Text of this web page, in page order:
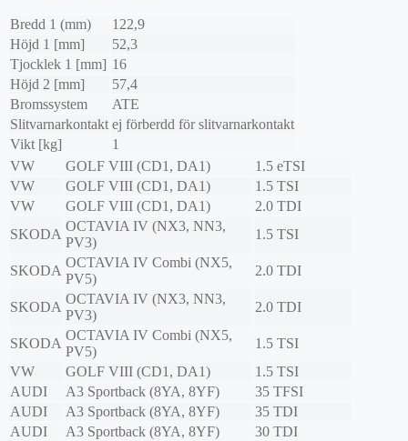
Bredd 1 (mm)
122,9
Höjd 1 [mm]
52,3
Tjocklek 1 [mm] 16
Höjd 2 [mm]
57,4
Bromssystem
ATE
Slitvarnarkontakt ej förberdd för slitvarnarkontakt
Vikt [kg]
1
VW
GOLF VIII (CD1, DA1)
1.5 eTSI
VW
GOLF VIII (CD1, DA1)
1.5 TSI
VW
GOLF VIII (CD1, DA1)
2.0 TDI
SKODA
OCTAVIA IV (NX3, NN3,
PV3)
1.5 TSI
SKODA
OCTAVIA IV Combi (NX5,
PV5)
2.0 TDI
SKODA
OCTAVIA IV (NX3, NN3,
PV3)
2.0 TDI
SKODA
OCTAVIA IV Combi (NX5,
PV5)
1.5 TSI
VW
GOLF VIII (CD1, DA1)
1.5 TSI
AUDI
A3 Sportback (8YA, 8YF)
35 TFSI
AUDI
A3 Sportback (8YA, 8YF)
35 TDI
AUDI
A3 Sportback (8YA, 8YF)
30 TDI